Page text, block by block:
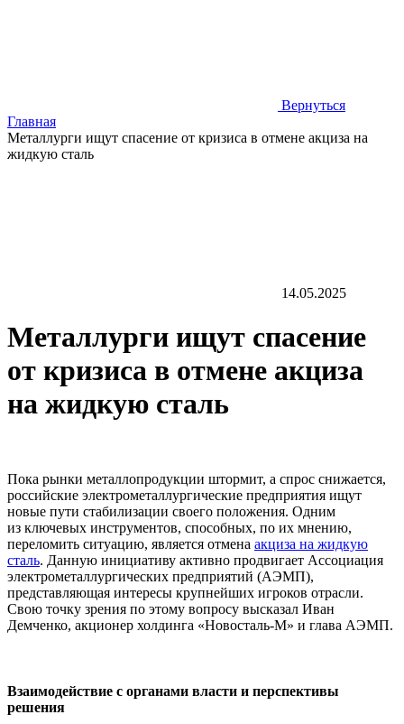
Вернуться
Главная
Металлурги ищут спасение от кризиса в отмене акциза на
жидкую сталь
14.05.2025
Металлурги ищут спасение
от кризиса в отмене акциза
на жидкую сталь
Пока рынки металлопродукции штормит, а спрос снижается,
российские электрометаллургические предприятия ищут
новые пути стабилизации своего положения. Одним
из ключевых инструментов, способных, по их мнению,
переломить ситуацию, является отмена акциза на жидкую
сталь. Данную инициативу активно продвигает Ассоциация
электрометаллургических предприятий (АЭМП),
представляющая интересы крупнейших игроков отрасли.
Свою точку зрения по этому вопросу высказал Иван
Демченко, акционер холдинга «Новосталь-М» и глава АЭМП.
Взаимодействие с органами власти и перспективы
решения